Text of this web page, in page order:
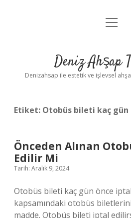
Anasayfa
Yasal
menüyü
Deniz Ahşap
Denizahsap ile estetik ve işlevsel
Etiket: Otobüs bileti kaç
Önceden Alınan
Edilir Mi
Tarih: Aralık 9, 2024
Otobüs bileti kaç gün önce
kapsamındaki otobüs
madde. Otobüs bileti iptal